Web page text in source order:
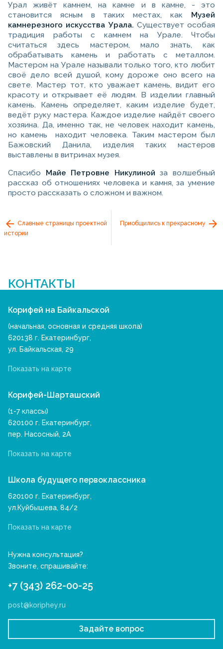
Урал живёт камнем, на камне и в камне, - это
становится ясным в таких местах, как Музей
камнерезного искусства Урала. Существует особая
традиция работы с камнем на Урале. Чтобы
считаться здесь мастером, мало знать, как
обрабатывать камень и работать с металлом.
Мастером на Урале называли только того, кто любит
своё дело всей душой, кому дороже оно всего на
свете. Мастер тот, кто уважает камень, видит его
красоту и открывает её людям. В изделии главный
камень. Камень определяет, каким изделие будет,
ведёт руку мастера. Каждое изделие найдёт своего
хозяина. Да, именно так, не человек находит камень,
но камень находит человека. Таким мастером был
Бажовский Данила, изделия таких мастеров
выставлены в витринах музея.
Спасибо Майе Петровне Никулиной за волшебный
рассказ об отношениях человека и камня, за умение
просто рассказать о сложном и важном.
Славные страницы проектной
истории
Приобщились к прекрасному
КОНТАКТЫ
Корифей на Байкальской
(начальная, основная и средняя школа)
620138 г. Екатеринбург,
ул. Байкальская, 29
Показать на карте
Корифей-Шарташский
(1-7 классы)
620100 г. Екатеринбург,
пер. Насосный, 2А
Показать на карте
Школа будущего первоклассника
620100 г. Екатеринбург,
ул.Куйбышева, 84/2
Показать на карте
Нужна консультация?
Звоните, спрашивайте:
+7 (343) 262-00-25
post@koriphey.ru
Задайте вопрос